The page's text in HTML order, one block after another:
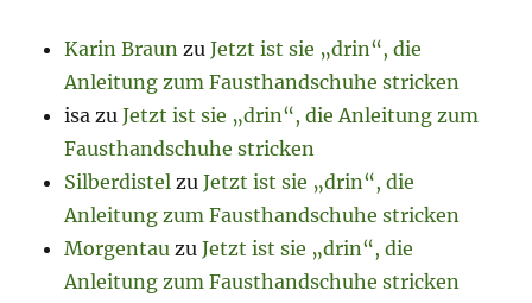
Karin Braun zuJetzt ist sie „drin“, die
Anleitung zum Fausthandschuhe stricken
isa zuJetzt ist sie „drin“, die Anleitung zum
Fausthandschuhe stricken
Silberdistel zuJetzt ist sie „drin“, die
Anleitung zum Fausthandschuhe stricken
Morgentau zuJetzt ist sie „drin“, die
Anleitung zum Fausthandschuhe stricken